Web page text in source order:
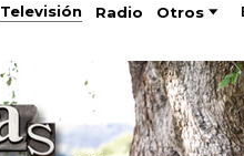
Televisión Radio Otros